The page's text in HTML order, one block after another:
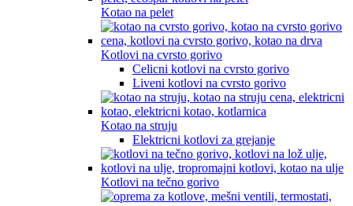
Kotao na pelet
Kotlovi na cvrsto gorivo
Celicni kotlovi na cvrsto gorivo
Liveni kotlovi na cvrsto gorivo
Kotao na struju
Elektricni kotlovi za grejanje
Kotlovi na tečno gorivo